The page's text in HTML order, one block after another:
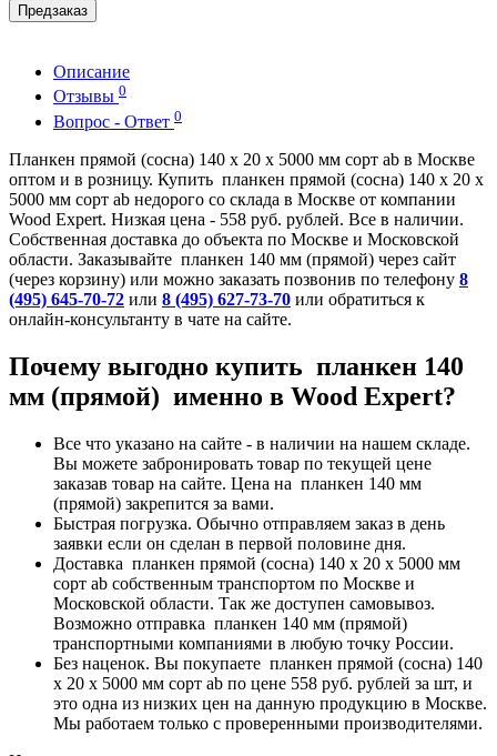
Предзаказ
Описание
Отзывы 0
Вопрос - Ответ 0
Планкен прямой (сосна) 140 x 20 x 5000 мм сорт ab в Москве
оптом и в розницу. Купить планкен прямой (сосна) 140 x 20 x
5000 мм сорт ab недорого со склада в Москве от компании
Wood Expert. Низкая цена - 558 руб. рублей. Все в наличии.
Собственная доставка до объекта по Москве и Московской
области. Заказывайте планкен 140 мм (прямой) через сайт
(через корзину) или можно заказать позвонив по телефону 8
(495) 645-70-72 или 8 (495) 627-73-70 или обратиться к
онлайн-консультанту в чате на сайте.
Почему выгодно купить планкен 140
мм (прямой) именно в Wood Expert?
Все что указано на сайте - в наличии на нашем складе.
Вы можете забронировать товар по текущей цене
заказав товар на сайте. Цена на планкен 140 мм
(прямой) закрепится за вами.
Быстрая погрузка. Обычно отправляем заказ в день
заявки если он сделан в первой половине дня.
Доставка планкен прямой (сосна) 140 x 20 x 5000 мм
сорт ab собственным транспортом по Москве и
Московской области. Так же доступен самовывоз.
Возможно отправка планкен 140 мм (прямой)
транспортными компаниями в любую точку России.
Без наценок. Вы покупаете планкен прямой (сосна) 140
x 20 x 5000 мм сорт ab по цене 558 руб. рублей за шт, и
это одна из низких цен на данную продукцию в Москве.
Мы работаем только с проверенными производителями.